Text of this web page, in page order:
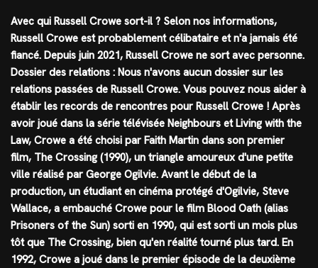
Avec qui Russell Crowe sort-il ? Selon nos informations,
Russell Crowe est probablement célibataire et n'a jamais été
fiancé. Depuis juin 2021, Russell Crowe ne sort avec personne.
Dossier des relations : Nous n'avons aucun dossier sur les
relations passées de Russell Crowe. Vous pouvez nous aider à
établir les records de rencontres pour Russell Crowe ! Après
avoir joué dans la série télévisée Neighbours et Living with the
Law, Crowe a été choisi par Faith Martin dans son premier
film, The Crossing (1990), un triangle amoureux d'une petite
ville réalisé par George Ogilvie. Avant le début de la
production, un étudiant en cinéma protégé d'Ogilvie, Steve
Wallace, a embauché Crowe pour le film Blood Oath (alias
Prisoners of the Sun) sorti en 1990, qui est sorti un mois plus
tôt que The Crossing, bien qu'en réalité tourné plus tard. En
1992, Crowe a joué dans le premier épisode de la deuxième